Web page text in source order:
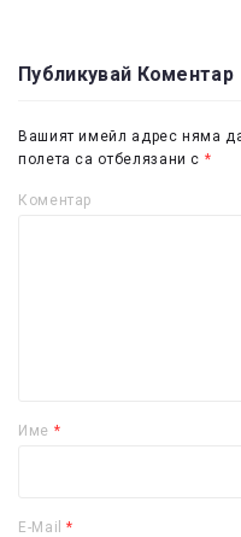
Публикувай Коментар
Вашият имейл адрес няма
полета са отбелязани с *
Коментар
Име *
E-Mail*